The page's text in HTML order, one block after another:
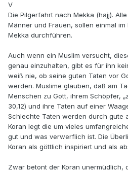
V
Die Pilgerfahrt nach Mekka (hajj).
Männer und Frauen, sollen einmal
Mekka durchführen.
Auch wenn ein Muslim versucht,
genau einzuhalten, gibt es für ihn
weiß nie, ob seine guten Taten vor
werden. Muslime glauben, daß am
Menschen zu Gott, ihrem Schöpfer,
30,12) und ihre Taten auf einer
Schlechte Taten werden durch gute
Koran legt die um vieles
gut und was verwerflich ist. Die
Koran als göttlich inspiriert und als
Zwar betont der Koran unermüdlich,